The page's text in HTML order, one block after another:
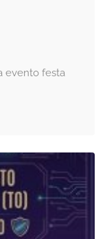
evento festa